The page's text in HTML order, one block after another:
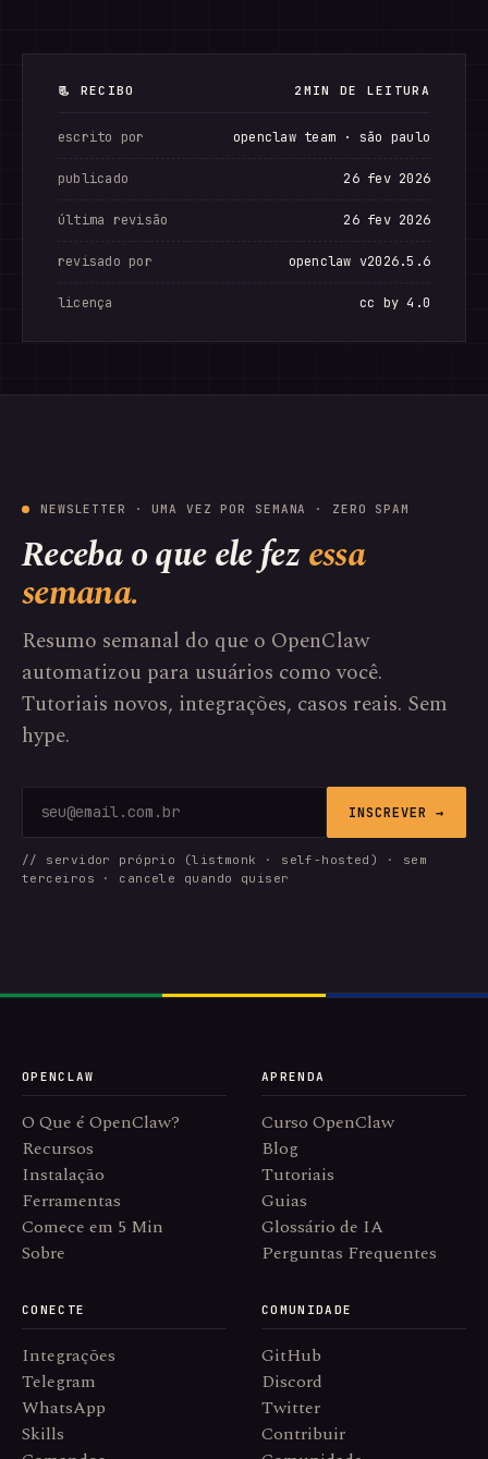
📃 RECIBO 2MIN DE LEITURA
escrito por openclaw team · são paulo
publicado 26 fev 2026
última revisão 26 fev 2026
revisado por openclaw v2026.5.6
licença cc by 4.0
NEWSLETTER · UMA VEZ POR SEMANA · ZERO SPAM
Receba o que ele fezessa
semana.
Resumo semanal do que o OpenClaw
automatizou para usuários como você.
Tutoriais novos, integrações, casos reais. Sem
hype.
INSCREVER →
// servidor próprio (listmonk · self-hosted) · sem
terceiros · cancele quando quiser
OPENCLAW
O Que é OpenClaw?
Recursos
Instalação
Ferramentas
Comece em 5 Min
Sobre
APRENDA
Curso OpenClaw
Blog
Tutoriais
Guias
Glossário de IA
Perguntas Frequentes
CONECTE
Integrações
Telegram
WhatsApp
Skills
COMUNIDADE
GitHub
Discord
Twitter
Contribuir